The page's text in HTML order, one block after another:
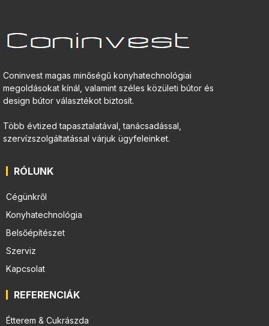
Coninvest magas minőségű konyhatechnológiai
megoldásokat kínál, valamint széles közületi bútor és
design bútor választékot biztosít.
Több évtized tapasztalatával, tanácsadással,
szervízszolgáltatással várjuk ügyfeleinket.
RÓLUNK
Cégünkről
Konyhatechnológia
Belsőépítészet
Szerviz
Kapcsolat
REFERENCIÁK
Étterem & Cukrászda